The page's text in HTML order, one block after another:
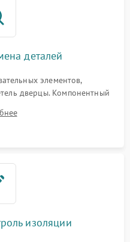
деталей
элементов,
дверцы. Компонентный
контактов и замена
изоляции